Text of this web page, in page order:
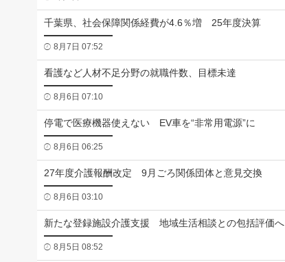
千葉県、社会保障関係経費が4.6％増 25年度決算
8月7日 07:52
看護など人材不足分野の就職件数、目標未達
8月6日 07:10
停電で医療機器使えない EV車を“非常用電源”に
8月6日 06:25
27年度介護報酬改定 9月ごろ関係団体と意見交換
8月6日 03:10
新たな登録施設介護支援 地域生活相談との包括評価へ
8月5日 08:52